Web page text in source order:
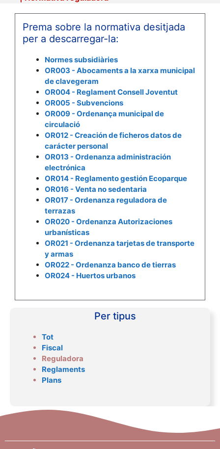
Prema sobre la normativa desitjada
per a descarregar-la:
Normes subsidiàries
OR003 - Abocaments a la xarxa municipal
de clavegeram
OR004 - Reglament Consell Joventut
OR005 - Subvencions
OR009 - Ordenança municipal de
circulació
OR012 - Creación de ficheros datos de
carácter personal
OR013 - Ordenanza administración
electrónica
OR014 - Reglamento gestión Ecoparque
OR016 - Venta no sedentaria
OR017 - Ordenanza reguladora de
terrazas
OR020 - Ordenanza Autorizaciones
urbanísticas
OR021 - Ordenanza tarjetas de transporte
y armas
OR022 - Ordenanza banco de tierras
OR024 - Huertos urbanos
Per tipus
Tot
Fiscal
Reguladora
Reglaments
Plans